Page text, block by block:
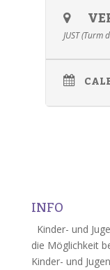
JUST (Turm
INFO
Kinder- und
die Möglichkeit
Kinder- und